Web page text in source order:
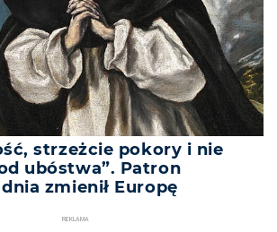
strzeżcie pokory i nie
ubóstwa”. Patron
zmienił Europę
REKLAMA